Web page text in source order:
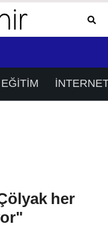
EĞİTİM
her